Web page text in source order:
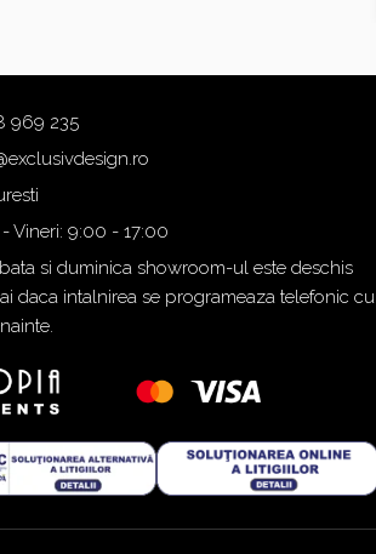
969 235
Vineri: 9:00 - 17:00
si duminica showroom-ul este deschis
daca intalnirea se programeaza telefonic cu